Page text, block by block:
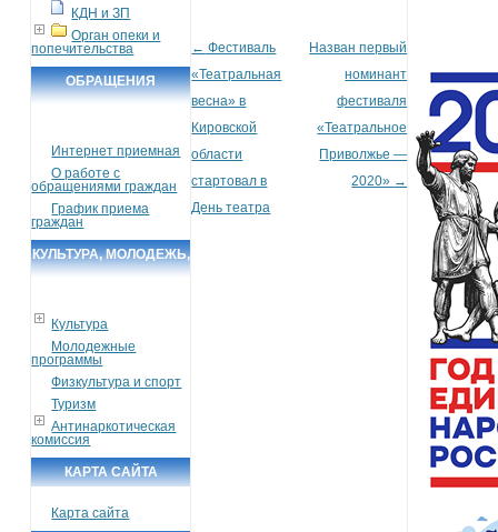
КДН и ЗП
Орган опеки и
попечительства
ОБРАЩЕНИЯ
Интернет приемная
О работе с
обращениями граждан
График приема
граждан
КУЛЬТУРА, МОЛОДЕЖЬ,
Культура
Молодежные
программы
Физкультура и спорт
Туризм
Антинаркотическая
комиссия
КАРТА САЙТА
Карта сайта
Post navigation
← Фестиваль
«Театральная
весна» в
Кировской
области
стартовал в
День театра
Назван первый
номинант
фестиваля
«Театральное
Приволжье —
2020» →